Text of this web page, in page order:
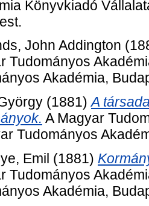
Könyvkiadó
John Addington
Tudományos
Akadémia,
(1881)A
A Magyar
Tudományos
Emil (1881)
Tudományos
Akadémia,